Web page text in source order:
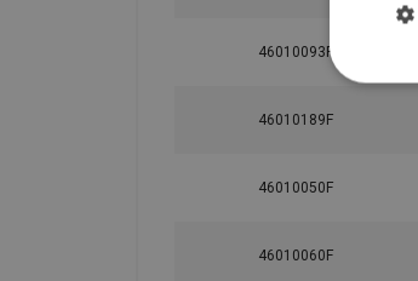
46010093F
46010189F
46010050F
46010060F